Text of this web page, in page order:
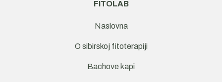
FITOLAB
Naslovna
O sibirskoj fitoterapiji
Bachove kapi